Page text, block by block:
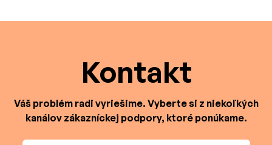
Kontakt
Váš problém radi vyriešime. Vyberte si z niekoľkých
kanálov zákazníckej podpory, ktoré ponúkame.